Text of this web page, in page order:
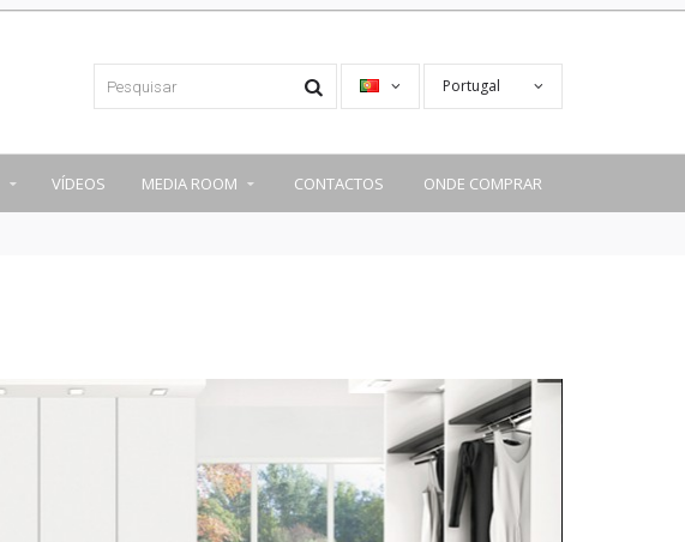
Portugal
VÍDEOS MEDIA ROOM CONTACTOS ONDE COMPRAR